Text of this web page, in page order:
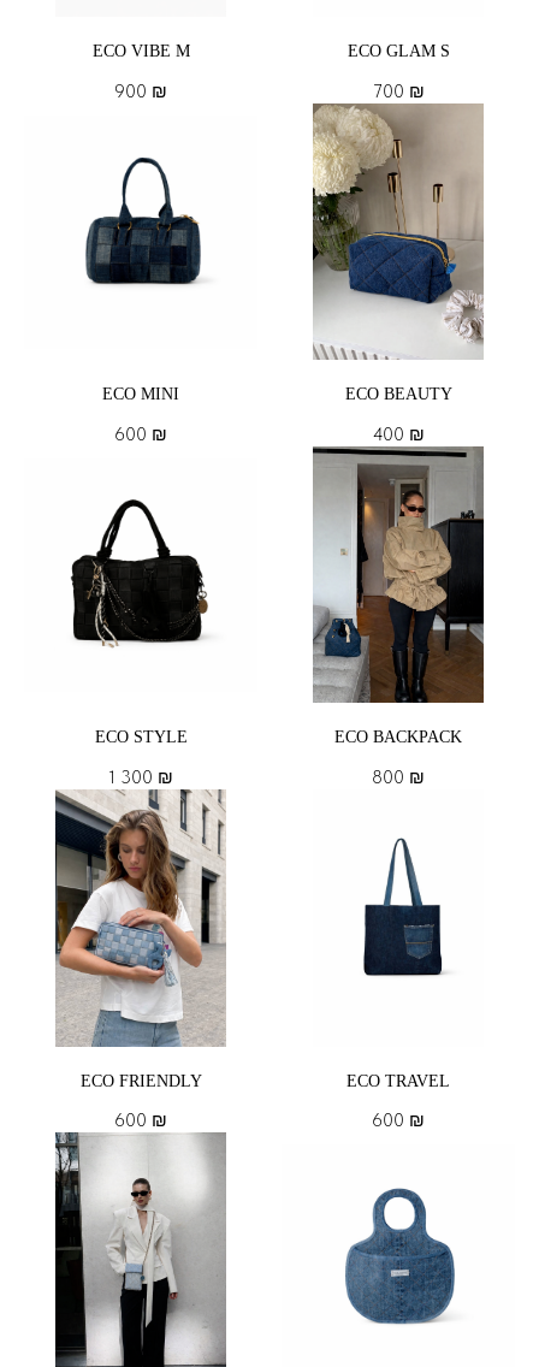
ECO VIBE M
900 ₪
ECO GLAM S
700 ₪
ECO MINI
600 ₪
ECO BEAUTY
400 ₪
ECO STYLE
1 300 ₪
ECO BACKPACK
800 ₪
ECO FRIENDLY
600 ₪
ECO TRAVEL
600 ₪